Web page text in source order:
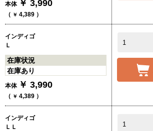
本体 ￥ 3,990
（ ￥ 4,389 ）
インディゴ
Ｌ
在庫状況
在庫あり
本体 ￥ 3,990
（ ￥ 4,389 ）
インディゴ
ＬＬ